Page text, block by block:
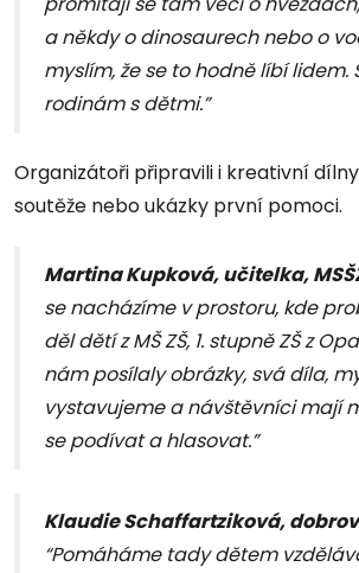
a někdy o dinosaurech nebo o
myslím, že se to hodně líbí lidem.
rodinám s dětmi.”
Organizátoři připravili i kreativní
soutěže nebo ukázky první pomoci.
Martina Kupková, učitelka,
se nacházíme v prostoru, kde
děl dětí z MŠ ZŠ, 1. stupně ZŠ z
nám posílaly obrázky, svá díla,
vystavujeme a návštěvníci mají
se podívat a hlasovat.”
Klaudie Schaffartziková,
“Pomáháme tady dětem